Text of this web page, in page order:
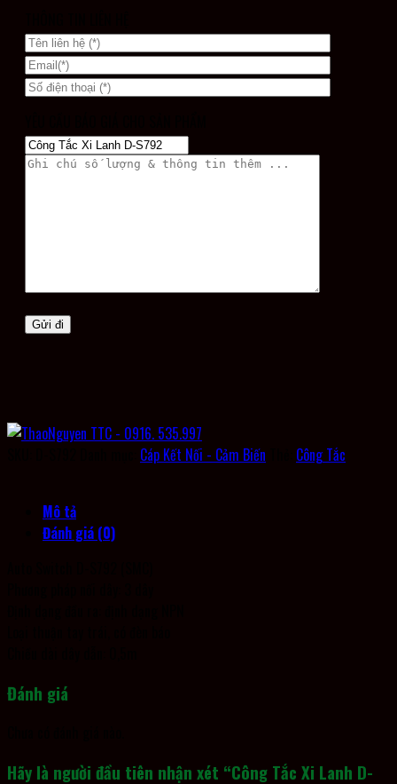
Cáp Kết Nối - Cảm Biến Công Tắc
Mô tả
Đánh giá (0)
Đánh giá
Hãy là người đầu tiên nhận xét “Công Tắc Xi Lanh D-